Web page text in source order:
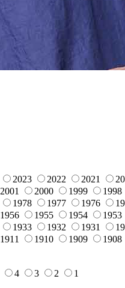
2023 2022 2021
2001 2000 1999 1998
1978 1977 1976
1956 1955 1954 1953
1933 1932 1931
1911 1910 1909 1908
4 3 2 1